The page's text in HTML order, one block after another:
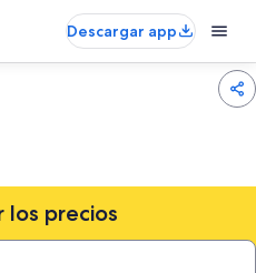
Descargar app
los precios